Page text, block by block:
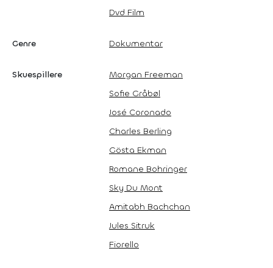
Dvd Film
Genre Dokumentar
Skuespillere
Morgan Freeman
Sofie Gråbøl
José Coronado
Charles Berling
Gösta Ekman
Romane Bohringer
Sky Du Mont
Amitabh Bachchan
Jules Sitruk
Fiorello